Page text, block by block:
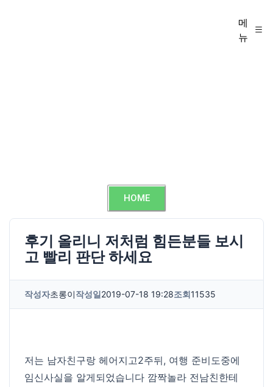
메
뉴
HOME
후기 올리니 저처럼 힘든분들 보시
고 빨리 판단 하세요
작성자초롱이작성일2019-07-18 19:28조회11535
저는 남자친구랑 헤어지고2주뒤, 여행 준비도중에
임신사실을 알게되었습니다 깜짝놀라 전남친한테